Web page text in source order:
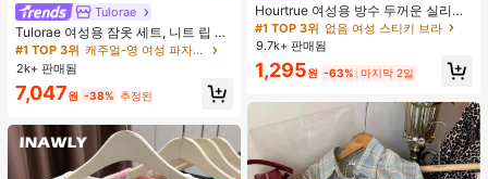
Tulorae
Tulorae 여성용 잠옷 세트, 니트 립 원
단, 하트 프린트 대비 레이스 트림, 로
맨틱 달콤 귀여운 섹시 캐미솔 & 반바
지 베이비돌 잠옷 세트 투피스 나이트
세트 섹시 잠옷 세트 여성용 잠옷 롬퍼
투피스 잠옷 세트 여성용 잠옷 세트 도
트 잠옷 세트 잠옷 반바지 세트 투피스
잠옷 세트 여성용 여름 세트 도트 반바
지 세트 여성용 잠옷 세트 반바지 잠옷
세트 여성용 투피스 여름 라운지 세트
#1 TOP 3위
캐주얼-영 여성 파자마 세트
2k+ 판매됨
7,047원 -38% 추정된
Hourtrue 여성용 방수 두꺼운 실리콘
가슴 페탈, 작은 가슴 리프트업 & 푸시
인용, 웨딩 촬영 및 들러리용
#1 TOP 3위 없음 여성 스티키 브라
9.7k+ 판매됨
1,295원 -63% 마지막 2일